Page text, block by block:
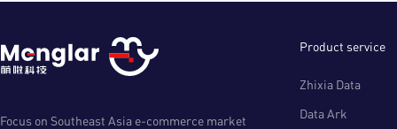
Focus on Southeast Asia e-commerce market
Product service
Zhixia Data
Data Ark